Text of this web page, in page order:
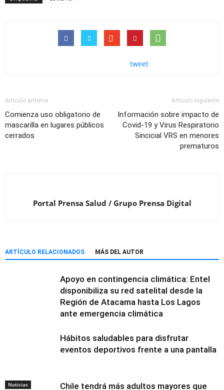
tweet
Artículo anterior
Comienza uso obligatorio de
mascarilla en lugares públicos
cerrados
Artículo siguiente
Información sobre impacto de
Covid-19 y Virus Respiratorio
Sincicial VRS en menores
prematuros
Portal Prensa Salud / Grupo Prensa Digital
ARTÍCULO RELACIONADOS MÁS DEL AUTOR
Noticias
Apoyo en contingencia climática: Entel
disponibiliza su red satelital desde la
Región de Atacama hasta Los Lagos
ante emergencia climática
Hábitos saludables para disfrutar
eventos deportivos frente a una pantalla
Chile tendrá más adultos mayores que